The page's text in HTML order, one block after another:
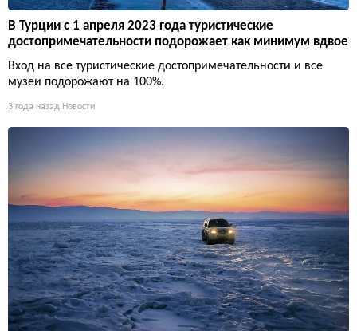
В Турции с 1 апреля 2023 года туристические
достопримечательности подорожает как минимум вдвое
Вход на все туристические достопримечательности и все
музеи подорожают на 100%.
3 года назад Новости